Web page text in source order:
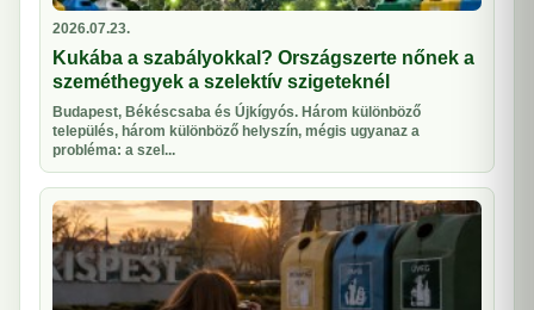
2026.07.23.
Kukába a szabályokkal? Országszerte nőnek a
szeméthegyek a szelektív szigeteknél
Budapest, Békéscsaba és Újkígyós. Három különböző
település, három különböző helyszín, mégis ugyanaz a
probléma: a szel...